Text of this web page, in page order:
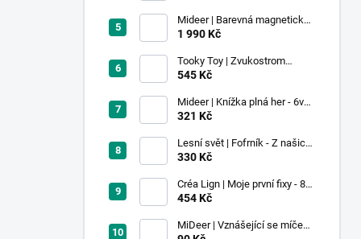
Mideer | Barevná magnetická
stavebnice - 100 ks
1 990 Kč
Tooky Toy | Zvukostrom
Pastel
545 Kč
Mideer | Knížka plná her - 6v1 -
Dobrodružství v muzeu
321 Kč
Lesní svět | Fofrník - Z našich
lesů
330 Kč
Créa Lign | Moje první fixy - 8
ks
454 Kč
MiDeer | Vznášející se míček -